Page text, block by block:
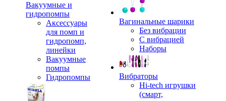
Вакуумные и
гидропомпы
Аксессуары
для помп и
гидропомп,
линейки
Вакуумные
помпы
Гидропомпы
Вагинальные шарики
Без вибрации
С вибрацией
Наборы
Вибраторы
Hi-tech игрушки
(смарт,